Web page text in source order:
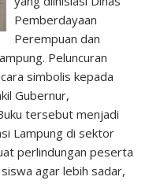
Pemberdayaan
Perempuan dan
Peluncuran
simbolis kepada
Gubernur,
tersebut menjadi
Lampung di sektor
perlindungan peserta
agar lebih sadar,